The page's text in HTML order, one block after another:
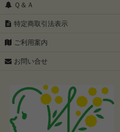
Ｑ＆Ａ
特定商取引法表示
ご利用案内
お問い合せ